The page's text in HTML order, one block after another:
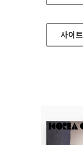
사이트